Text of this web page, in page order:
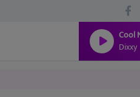
Cool
Dixxy